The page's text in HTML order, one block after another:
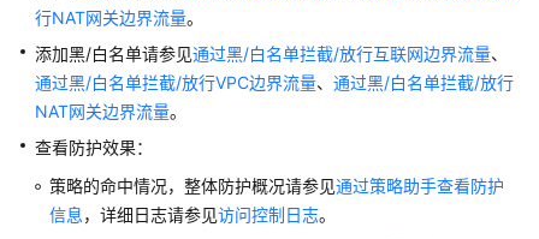
墙
云
防
火
墙
护
总
行NAT网关边界流量。
添加黑/白名单请参见通过黑/白名单拦截/放行互联网边界流量、
通过黑/白名单拦截/放行VPC边界流量、 通过黑/白名单拦截/放行
NAT网关边界流量。
查看防护效果：
策略的命中情况，整体防护概况请参见通过策略助手查看防护
信息，详细日志请参见访问控制日志。